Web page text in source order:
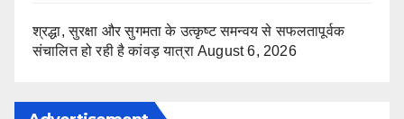
श्रद्धा, सुरक्षा और सुगमता के उत्कृष्ट समन्वय से सफलतापूर्वक
संचालित हो रही है कांवड़ यात्रा August 6, 2026